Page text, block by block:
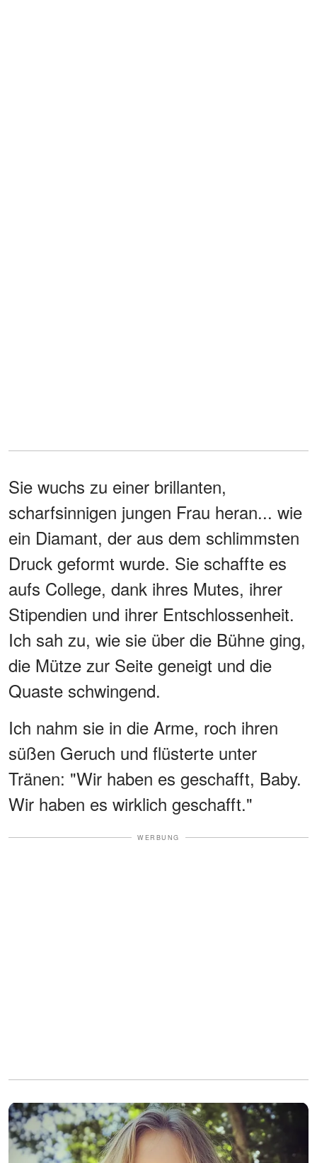
Sie wuchs zu einer brillanten,
scharfsinnigen jungen Frau heran... wie
ein Diamant, der aus dem schlimmsten
Druck geformt wurde. Sie schaffte es
aufs College, dank ihres Mutes, ihrer
Stipendien und ihrer Entschlossenheit.
Ich sah zu, wie sie über die Bühne ging,
die Mütze zur Seite geneigt und die
Quaste schwingend.
Ich nahm sie in die Arme, roch ihren
süßen Geruch und flüsterte unter
Tränen: "Wir haben es geschafft, Baby.
Wir haben es wirklich geschafft."
WERBUNG